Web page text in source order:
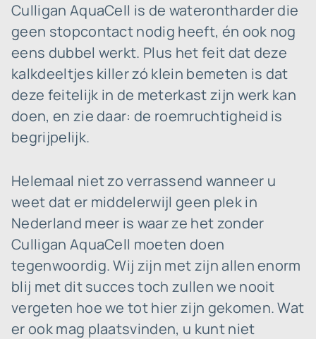
Culligan AquaCell is de waterontharder die
geen stopcontact nodig heeft, én ook nog
eens dubbel werkt. Plus het feit dat deze
kalkdeeltjes killer zó klein bemeten is dat
deze feitelijk in de meterkast zijn werk kan
doen, en zie daar: de roemruchtigheid is
begrijpelijk.
Helemaal niet zo verrassend wanneer u
weet dat er middelerwijl geen plek in
Nederland meer is waar ze het zonder
Culligan AquaCell moeten doen
tegenwoordig. Wij zijn met zijn allen enorm
blij met dit succes toch zullen we nooit
vergeten hoe we tot hier zijn gekomen. Wat
er ook mag plaatsvinden, u kunt niet